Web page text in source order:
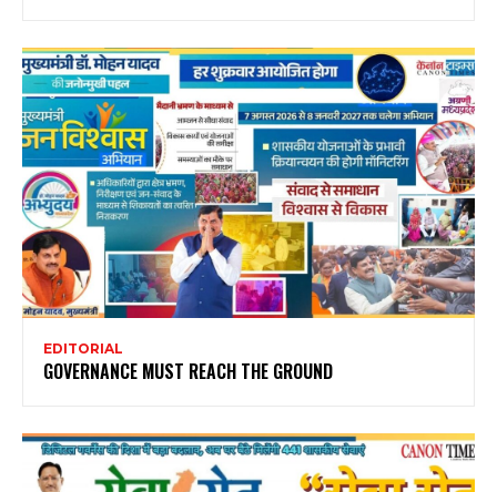
EDITORIAL
GOVERNANCE MUST REACH THE GROUND